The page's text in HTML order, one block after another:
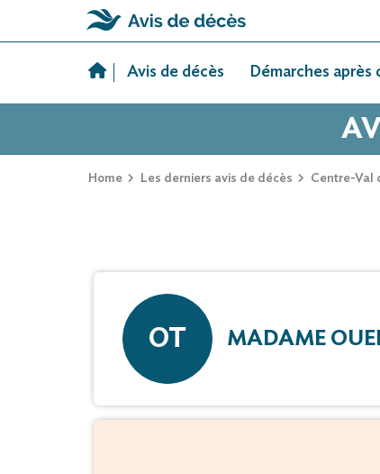
Avis de décès Démarches après
Home Les derniers avis de décès Centre-Val
OT MADAME